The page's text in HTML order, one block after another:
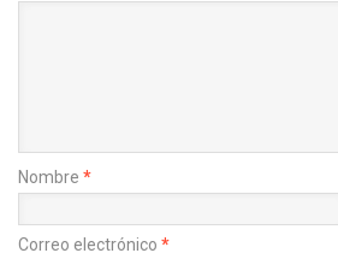
Nombre *
Correo electrónico *